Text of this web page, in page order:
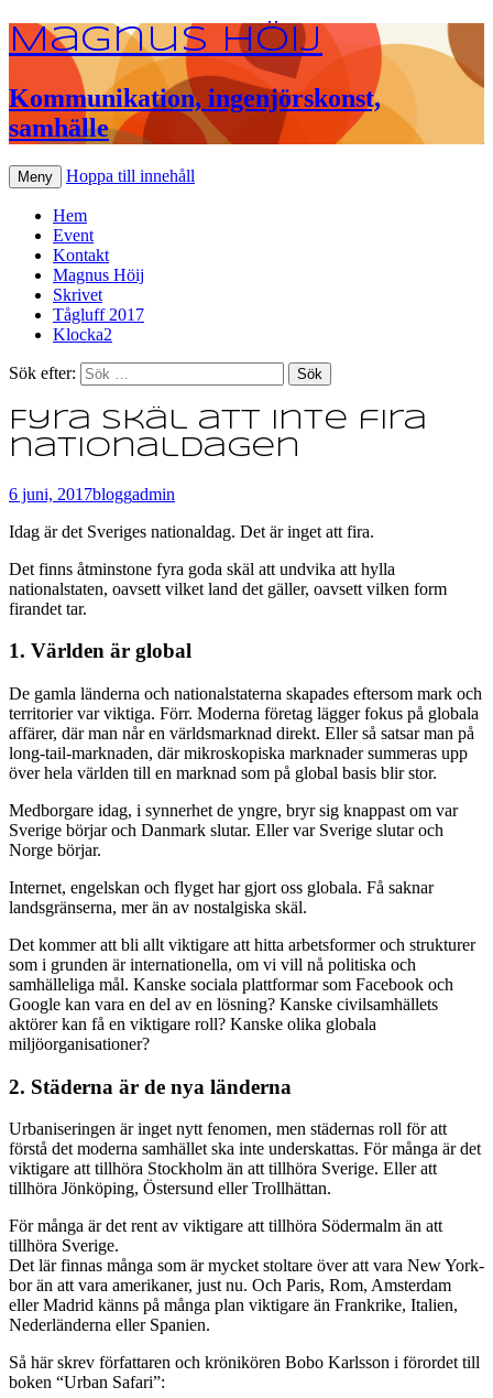
Magnus Höij
Kommunikation, ingenjörskonst,
samhälle
Meny Hoppa till innehåll
Hem
Event
Kontakt
Magnus Höij
Skrivet
Tågluff 2017
Klocka2
Sök efter:
Fyra skäl att inte fira
nationaldagen
6 juni, 2017bloggadmin
Idag är det Sveriges nationaldag. Det är inget att fira.
Det finns åtminstone fyra goda skäl att undvika att hylla
nationalstaten, oavsett vilket land det gäller, oavsett vilken form
firandet tar.
1. Världen är global
De gamla länderna och nationalstaterna skapades eftersom mark och
territorier var viktiga. Förr. Moderna företag lägger fokus på globala
affärer, där man når en världsmarknad direkt. Eller så satsar man på
long-tail-marknaden, där mikroskopiska marknader summeras upp
över hela världen till en marknad som på global basis blir stor.
Medborgare idag, i synnerhet de yngre, bryr sig knappast om var
Sverige börjar och Danmark slutar. Eller var Sverige slutar och
Norge börjar.
Internet, engelskan och flyget har gjort oss globala. Få saknar
landsgränserna, mer än av nostalgiska skäl.
Det kommer att bli allt viktigare att hitta arbetsformer och strukturer
som i grunden är internationella, om vi vill nå politiska och
samhälleliga mål. Kanske sociala plattformar som Facebook och
Google kan vara en del av en lösning? Kanske civilsamhällets
aktörer kan få en viktigare roll? Kanske olika globala
miljöorganisationer?
2. Städerna är de nya länderna
Urbaniseringen är inget nytt fenomen, men städernas roll för att
förstå det moderna samhället ska inte underskattas. För många är det
viktigare att tillhöra Stockholm än att tillhöra Sverige. Eller att
tillhöra Jönköping, Östersund eller Trollhättan.
För många är det rent av viktigare att tillhöra Södermalm än att
tillhöra Sverige.
Det lär finnas många som är mycket stoltare över att vara New York-
bor än att vara amerikaner, just nu. Och Paris, Rom, Amsterdam
eller Madrid känns på många plan viktigare än Frankrike, Italien,
Nederländerna eller Spanien.
Så här skrev författaren och krönikören Bobo Karlsson i förordet till
boken “Urban Safari”: